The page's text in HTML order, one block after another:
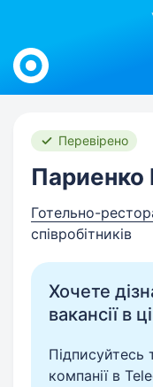
Work.ua
Перевірено
Готельно-
співробітників
Хочете
вакансії в
Підписуйтесь
компанії в